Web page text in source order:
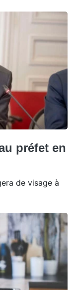
préfet en
de visage à